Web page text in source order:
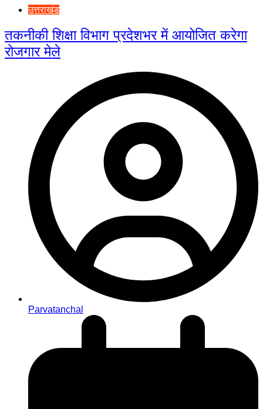
उत्तराखंड
तकनीकी शिक्षा विभाग प्रदेशभर में आयोजित करेगा
रोजगार मेले
Parvatanchal